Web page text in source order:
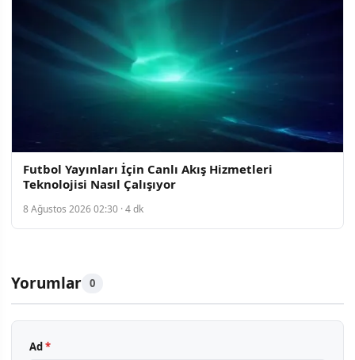
Futbol Yayınları İçin Canlı Akış Hizmetleri
Teknolojisi Nasıl Çalışıyor
8 Ağustos 2026 02:30 · 4 dk
Yorumlar 0
Ad *